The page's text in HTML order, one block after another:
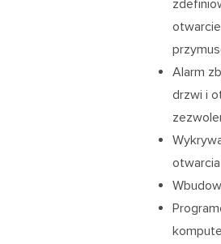
Alarm
drzwi i